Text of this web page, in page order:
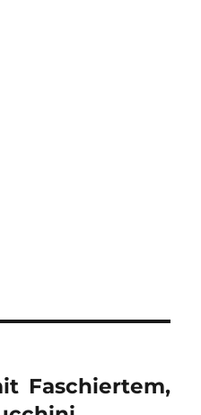
Faschiertem,